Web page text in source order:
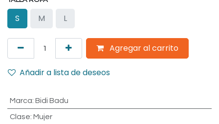
S M L
Agregar al carrito
Añadir a lista de deseos
Marca: Bidi Badu
Clase: Mujer